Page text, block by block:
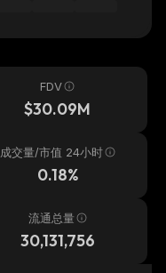
FDV
$30.09M
成交量/市值 24小时
0.18%
流通总量
30,131,756